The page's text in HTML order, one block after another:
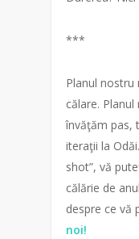
***
Planul nostru
călare.
învăţăm pas,
iteraţii la
shot”, vă
călărie de
despre ce vă
noi!